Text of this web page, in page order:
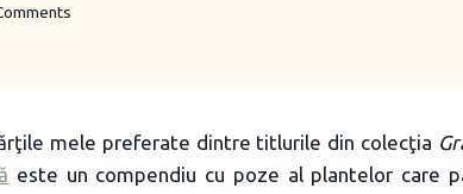
mele preferate dintre titlurile din colecţia
este un compendiu cu poze al plantelor care